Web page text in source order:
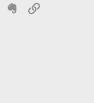
Yahoo Evernote